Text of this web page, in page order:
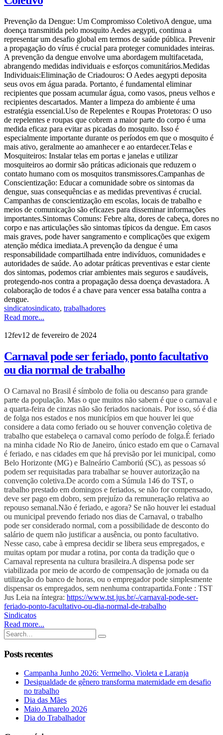
Prevenção da Dengue: Um Compromisso ColetivoA dengue, uma
doença transmitida pelo mosquito Aedes aegypti, continua a
representar um desafio global em termos de saúde pública. Prevenir
a propagação do vírus é crucial para proteger comunidades inteiras.
A prevenção da dengue envolve uma abordagem multifacetada,
abrangendo medidas individuais e esforços comunitários.Medidas
Individuais:Eliminação de Criadouros: O Aedes aegypti deposita
seus ovos em água parada. Portanto, é fundamental eliminar
recipientes que possam acumular água, como vasos, pneus velhos e
recipientes descartados. Manter a limpeza do ambiente é uma
estratégia essencial.Uso de Repelentes e Roupas Protetoras: O uso
de repelentes e roupas que cobrem a maior parte do corpo é uma
medida eficaz para evitar as picadas do mosquito. Isso é
especialmente importante durante os períodos em que o mosquito é
mais ativo, geralmente ao amanhecer e ao entardecer.Telas e
Mosquiteiros: Instalar telas em portas e janelas e utilizar
mosquiteiros ao dormir são práticas adicionais que reduzem o
contato humano com os mosquitos transmissores.Campanhas de
Conscientização: Educar a comunidade sobre os sintomas da
dengue, suas consequências e as medidas preventivas é crucial.
Campanhas de conscientização em escolas, locais de trabalho e
meios de comunicação são eficazes para disseminar informações
importantes.Sintomas Comuns: Febre alta, dores de cabeça, dores no
corpo e nas articulações são sintomas típicos da dengue. Em casos
mais graves, pode haver sangramento e complicações que exigem
atenção médica imediata.A prevenção da dengue é uma
responsabilidade compartilhada entre indivíduos, comunidades e
autoridades de saúde. Ao adotar práticas preventivas e estar ciente
dos sintomas, podemos criar ambientes mais seguros e saudáveis,
protegendo-nos contra a propagação dessa doença devastadora. A
colaboração de todos é a chave para vencer essa batalha contra a
dengue.
sindicatosindicato, trabalhadores
Read more...
12fev12 de fevereiro de 2024
Carnaval pode ser feriado, ponto facultativo
ou dia normal de trabalho
O Carnaval no Brasil é símbolo de folia ou descanso para grande
parte da população. Mas o que muitos não sabem é que o carnaval e
a quarta-feira de cinzas não são feriados nacionais. Por isso, só é dia
de folga nos estados e nos municípios em que houver lei que
considere a data como feriado ou se houver convenção coletiva de
trabalho que estabeleça o carnaval como período de folga.É feriado
na minha cidade No Rio de Janeiro, único estado em que o Carnaval
é feriado, e nas cidades em que há previsão por lei municipal, como
Belo Horizonte (MG) e Balneário Camboriú (SC), as pessoas só
podem ser requisitadas para trabalhar se houver autorização na
convenção coletiva.De acordo com a Súmula 146 do TST, o
trabalho prestado em domingos e feriados, se não for compensado,
deve ser pago em dobro, sem prejuízo da remuneração relativa ao
repouso semanal.Não é feriado, e agora? Se não houver lei estadual
ou municipal prevendo feriado nos dias de Carnaval, o trabalho
pode ser considerado normal, com a possibilidade de desconto do
salário de quem não justificar a ausência, ou ponto facultativo.
Nesse caso, cabe à empresa decidir se libera seus empregados, e
muitas optam por mudar a rotina, por conta da tradição que o
Carnaval representa na cultura brasileira.A dispensa pode ser
viabilizada por meio de acordo de compensação de jornada ou da
utilização do banco de horas, ou o empregador pode simplesmente
dispensar os empregados, sem nenhuma contrapartida.Fonte : TST
Jus Leia na íntegra: https://www.tst.jus.br/-/carnaval-pode-ser-
feriado-ponto-facultativo-ou-dia-normal-de-trabalho
Sindicatos
Read more...
Posts recentes
Campanha Junho 2026: Vermelho, Violeta e Laranja
Desigualdade de gênero transforma maternidade em desafio
no trabalho
Dia das Mães
Maio Amarelo 2026
Dia do Trabalhador